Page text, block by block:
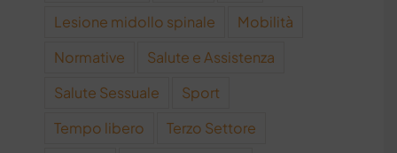
Lesione midollo spinale
Mobilità
Normative
Salute e Assistenza
Salute Sessuale
Sport
Tempo libero
Terzo Settore